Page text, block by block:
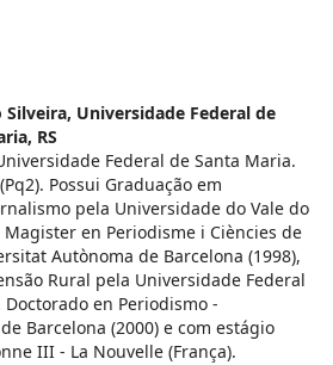
Silveira, Universidade Federal de
RS
Federal de Santa Maria.
Possui Graduação em
pela Universidade do Vale do
Magister en Periodisme i Ciències de
Autònoma de Barcelona (1998),
Rural pela Universidade Federal
en Periodismo -
Barcelona (2000) e com estágio
III - La Nouvelle (França).